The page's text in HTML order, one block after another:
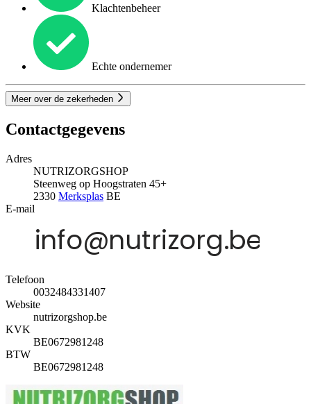
Klachtenbeheer
Echte ondernemer
Meer over de zekerheden
Contactgegevens
Adres
NUTRIZORGSHOP
Steenweg op Hoogstraten 45+
2330 Merksplas BE
E-mail
Telefoon
0032484331407
Website
nutrizorgshop.be
KVK
BE0672981248
BTW
BE0672981248